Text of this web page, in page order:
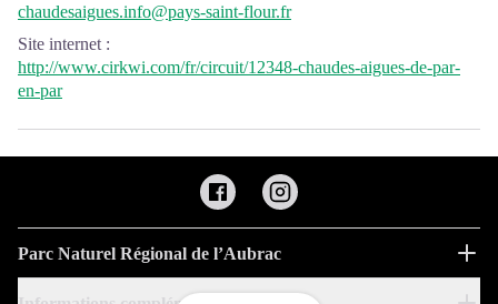
chaudesaigues.info@pays-saint-flour.fr
Site internet:
http://www.cirkwi.com/fr/circuit/12348-chaudes-aigues-de-par-
en-par
Parc Naturel Régional de l’Aubrac